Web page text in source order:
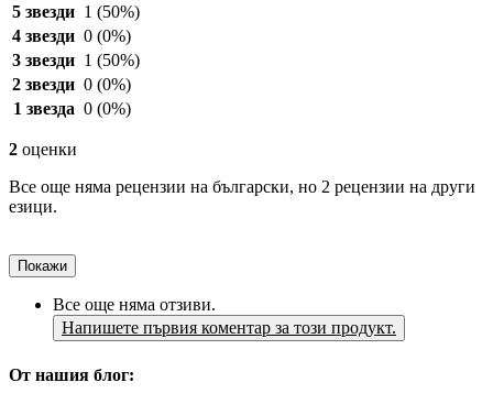
5 звезди 1 (50%)
4 звезди 0 (0%)
3 звезди 1 (50%)
2 звезди 0 (0%)
1 звезда 0 (0%)
2 оценки
Все още няма рецензии на български, но 2 рецензии на други
езици.
Покажи
Все още няма отзиви.
Напишете първия коментар за този продукт.
От нашия блог: